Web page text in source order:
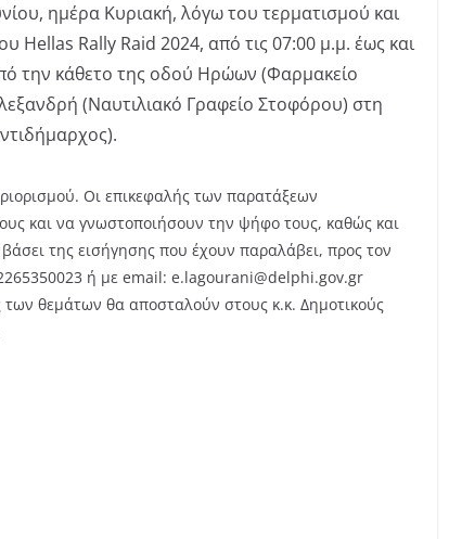
ημέρα Κυριακή, λόγω του τερματισμού και
Hellas Rally Raid 2024, από τις 07:00 μ.μ. έως και
την κάθετο της οδού Ηρώων (Φαρμακείο
(Ναυτιλιακό Γραφείο Στοφόρου) στη
Οι επικεφαλής των παρατάξεων
και να γνωστοποιήσουν την ψήφο τους, καθώς και
της εισήγησης που έχουν παραλάβει, προς τον
ή με email: e.lagourani@delphi.gov.gr
θεμάτων θα αποσταλούν στους κ.κ. Δημοτικούς